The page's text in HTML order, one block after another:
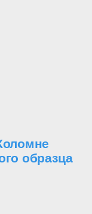
образца